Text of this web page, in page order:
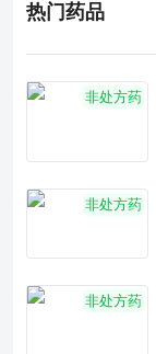
热门药品
非处方药
非处方药
非处方药